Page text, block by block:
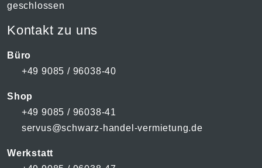
geschlossen
Kontakt zu uns
Büro
+49 9085 / 96038-40
Shop
+49 9085 / 96038-41
servus@schwarz-handel-vermietung.de
Werkstatt